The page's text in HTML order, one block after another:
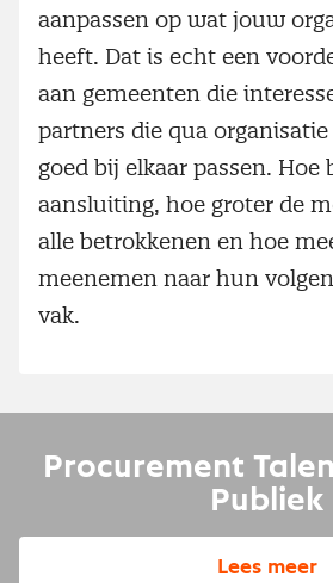
aanpassen op wat jouw
heeft. Dat is echt een
aan gemeenten die
partners die qua
goed bij elkaar passen. Hoe
aansluiting, hoe groter de
alle betrokkenen en hoe
meenemen naar hun
vak.
Procurement
Publiek
Lees meer